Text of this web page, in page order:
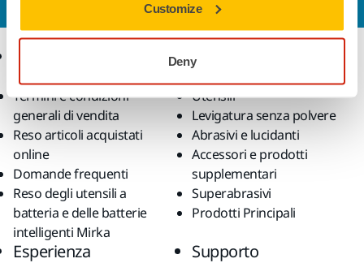
Customize
Deny
Termini e condizioni
generali di vendita
Reso articoli acquistati
online
Domande frequenti
Reso degli utensili a
batteria e delle batterie
intelligenti Mirka
Prodotti
Utensili
Levigatura senza polvere
Abrasivi e lucidanti
Accessori e prodotti
supplementari
Superabrasivi
Prodotti Principali
Esperienza Supporto